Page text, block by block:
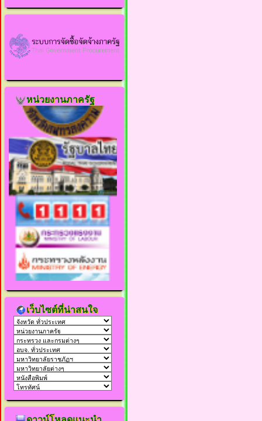
หน่วยงานภาครัฐ
เว็บไซต์ที่น่าสนใจ